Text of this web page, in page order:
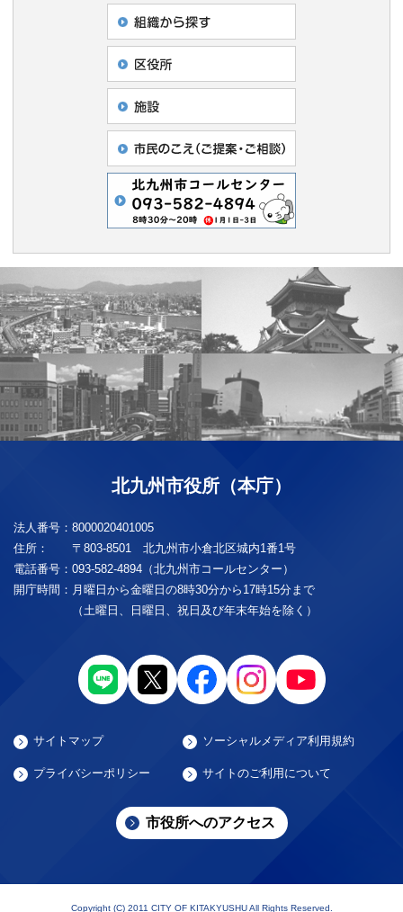
北九州市役所（本庁）
法人番号： 8000020401005
住所：
〒803-8501 北九州市小倉北区城内1番1号
電話番号： 093-582-4894（北九州市コールセンター）
開庁時間： 月曜日から金曜日の8時30分から17時15分まで
（土曜日、日曜日、祝日及び年末年始を除く）
サイトマップ ソーシャルメディア利用規約
プライバシーポリシー サイトのご利用について
市役所へのアクセス
Copyright (C) 2011 CITY OF KITAKYUSHU All Rights Reserved.